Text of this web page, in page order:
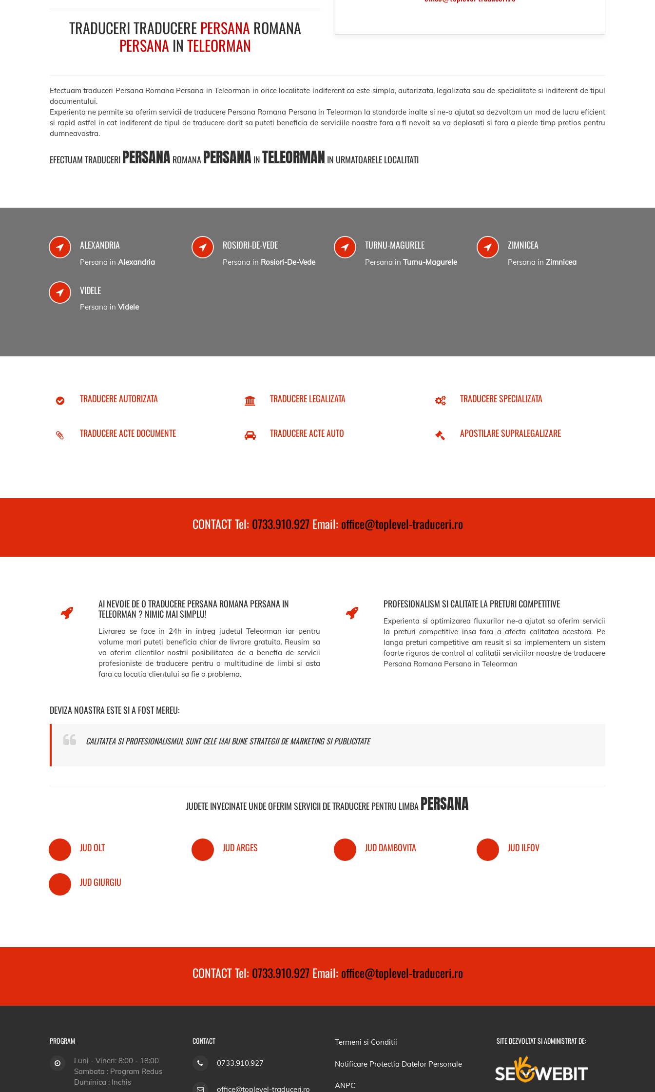
TRADUCERI TRADUCEREPERSANA ROMANA
PERSANA IN TELEORMAN
Efectuam traduceri Persana Romana Persana in Teleorman in orice localitate indiferent ca este simpla, autorizata, legalizata sau de specialitate si indiferent de tipul
documentului.
Experienta ne permite sa oferim servicii de traducere Persana Romana Persana in Teleorman la standarde inalte si ne-a ajutat sa dezvoltam un mod de lucru eficient
si rapid astfel in cat indiferent de tipul de traducere dorit sa puteti beneficia de serviciile noastre fara a fi nevoit sa va deplasati si fara a pierde timp pretios pentru
dumneavostra.
EFECTUAM TRADUCERIPERSANA ROMANAPERSANA INTELEORMAN IN URMATOARELE LOCALITATI
ALEXANDRIA
Persana in Alexandria
ROSIORI-DE-VEDE
Persana in Rosiori-De-Vede
TURNU-MAGURELE
Persana in Turnu-Magurele
ZIMNICEA
Persana in Zimnicea
VIDELE
Persana in Videle
TRADUCERE AUTORIZATA TRADUCERE LEGALIZATA TRADUCERE SPECIALIZATA
TRADUCERE ACTE DOCUMENTE TRADUCERE ACTE AUTO APOSTILARE SUPRALEGALIZARE
CONTACT Tel: 0733.910.927Email: office@toplevel-traduceri.ro
AI NEVOIE DE O TRADUCERE PERSANA ROMANA PERSANA IN
TELEORMAN ? NIMIC MAI SIMPLU!
Livrarea se face in 24h in intreg judetul Teleorman iar pentru
volume mari puteti beneficia chiar de livrare gratuita. Reusim sa
va oferim clientilor nostrii posibilitatea de a benefia de servicii
profesioniste de traducere pentru o multitudine de limbi si asta
fara ca locatia clientului sa fie o problema.
PROFESIONALISM SI CALITATE LA PRETURI COMPETITIVE
Experienta si optimizarea fluxurilor ne-a ajutat sa oferim servicii
la preturi competitive insa fara a afecta calitatea acestora. Pe
langa preturi competitive am reusit si sa implementem un sistem
foarte riguros de control al calitatii serviciilor noastre de traducere
Persana Romana Persana in Teleorman
DEVIZA NOASTRA ESTE SI A FOST MEREU:
CALITATEA SI PROFESIONALISMUL SUNT CELE MAI BUNE STRATEGII DE MARKETING SI PUBLICITATE
JUDETE INVECINATE UNDE OFERIM SERVICII DE TRADUCERE PENTRU LIMBAPERSANA
JUD OLT JUD ARGES JUD DAMBOVITA JUD ILFOV
JUD GIURGIU
CONTACT Tel: 0733.910.927Email: office@toplevel-traduceri.ro
PROGRAM
Luni - Vineri: 8:00 - 18:00
Sambata : Program Redus
Duminica : Inchis
CONTACT
0733.910.927
office@toplevel-traduceri.ro
Termeni si Conditii
Notificare Protectia Datelor Personale
ANPC
SITE DEZVOLTAT SI ADMINISTRAT DE: